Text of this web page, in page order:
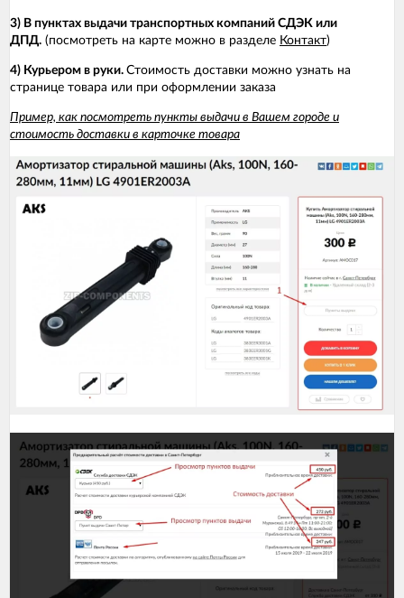
3) В пунктах выдачи транспортных компаний СДЭК или
ДПД. (посмотреть на карте можно в разделе Контакт)
4) Курьером в руки. Стоимость доставки можно узнать на
странице товара или при оформлении заказа
Пример, как посмотреть пункты выдачи в Вашем городе и
стоимость доставки в карточке товара